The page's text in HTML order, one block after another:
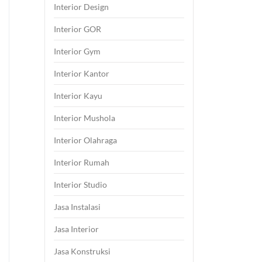
Interior Design
Interior GOR
Interior Gym
Interior Kantor
Interior Kayu
Interior Mushola
Interior Olahraga
Interior Rumah
Interior Studio
Jasa Instalasi
Jasa Interior
Jasa Konstruksi